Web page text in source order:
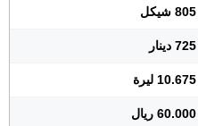
805 شيكل
725 دينار
10.675 ليرة
60.000 ريال